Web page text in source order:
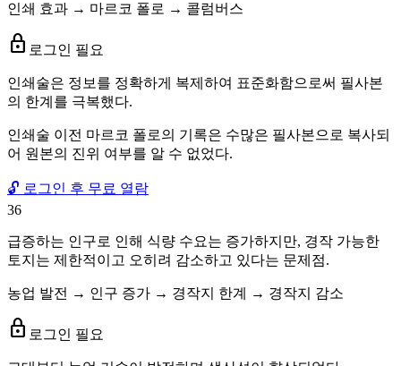
인쇄 효과 → 마르코 폴로 → 콜럼버스
lock 로그인 필요
인쇄술은 정보를 정확하게 복제하여 표준화함으로써 필사본
의 한계를 극복했다.
인쇄술 이전 마르코 폴로의 기록은 수많은 필사본으로 복사되
어 원본의 진위 여부를 알 수 없었다.
🔓 로그인 후 무료 열람
36
급증하는 인구로 인해 식량 수요는 증가하지만, 경작 가능한
토지는 제한적이고 오히려 감소하고 있다는 문제점.
농업 발전 → 인구 증가 → 경작지 한계 → 경작지 감소
lock 로그인 필요